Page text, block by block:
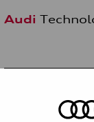
Audi
älteste